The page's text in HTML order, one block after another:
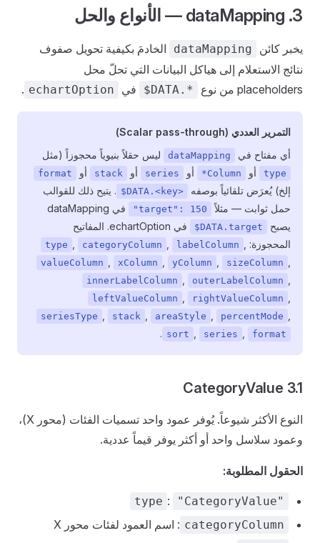
3. dataMapping — الأنواع والحل
يخبر كائن dataMapping
الخادمَ بكيفية تحويل صفوف
نتائج الاستعلام إلى هياكل البيانات التي تحلّ محل
placeholders من نوع
$DATA.* في echartOption
.
التمرير العددي (Scalar pass-through)
أي مفتاح في
dataMapping ليس حقلاً بنيوياً محجوزاً (مثل
type أو *Column أو series أو stack أو format
إلخ) يُعرَض تلقائياً بوصفه $DATA.<key> . يتيح ذلك للقوالب
حمل ثوابت — مثلاً
"target": 150
في dataMapping
يصبح
$DATA.target
في echartOption. المفاتيح
المحجوزة:
type categoryColumn labelColumn
valueColumn xColumn yColumn sizeColumn
innerLabelColumn outerLabelColumn
leftValueColumn rightValueColumn
seriesType stack areaStyle percentMode
sort series format
.
3.1 CategoryValue
النوع الأكثر شيوعاً. يُوفر عمود واحد تسميات الفئات (محور X)،
وعمود سلاسل واحد أو أكثر يوفر قيماً عددية.
الحقول المطلوبة:
type :
"CategoryValue"
categoryColumn : اسم العمود لفئات محور X